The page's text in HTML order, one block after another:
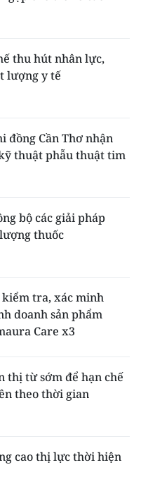
thu hút nhân lực,
lượng y tế
đồng Cần Thơ nhận
thuật phẫu thuật tim
bộ các giải pháp
thuốc
tra, xác minh
doanh sản phẩm
Care x3
thị từ sớm để hạn chế
theo thời gian
cao thị lực thời hiện